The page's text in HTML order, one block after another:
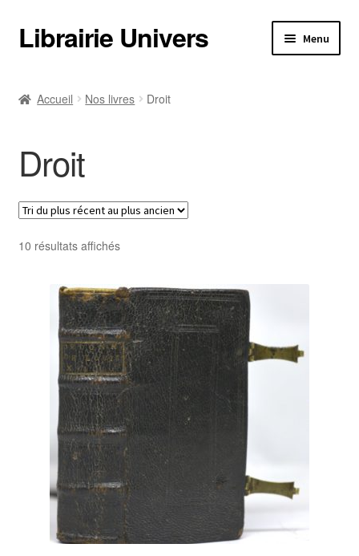
Aller
à
navigation
Aller
au
Librairie Univers Menu
Nos livres
Nos livres
Informations pratiques
Informations pratiques
Catalogues
Catalogues
Accueil Nos livres Droit
Droit
10 résultats affichésTrié
récent
au
plus
ancien